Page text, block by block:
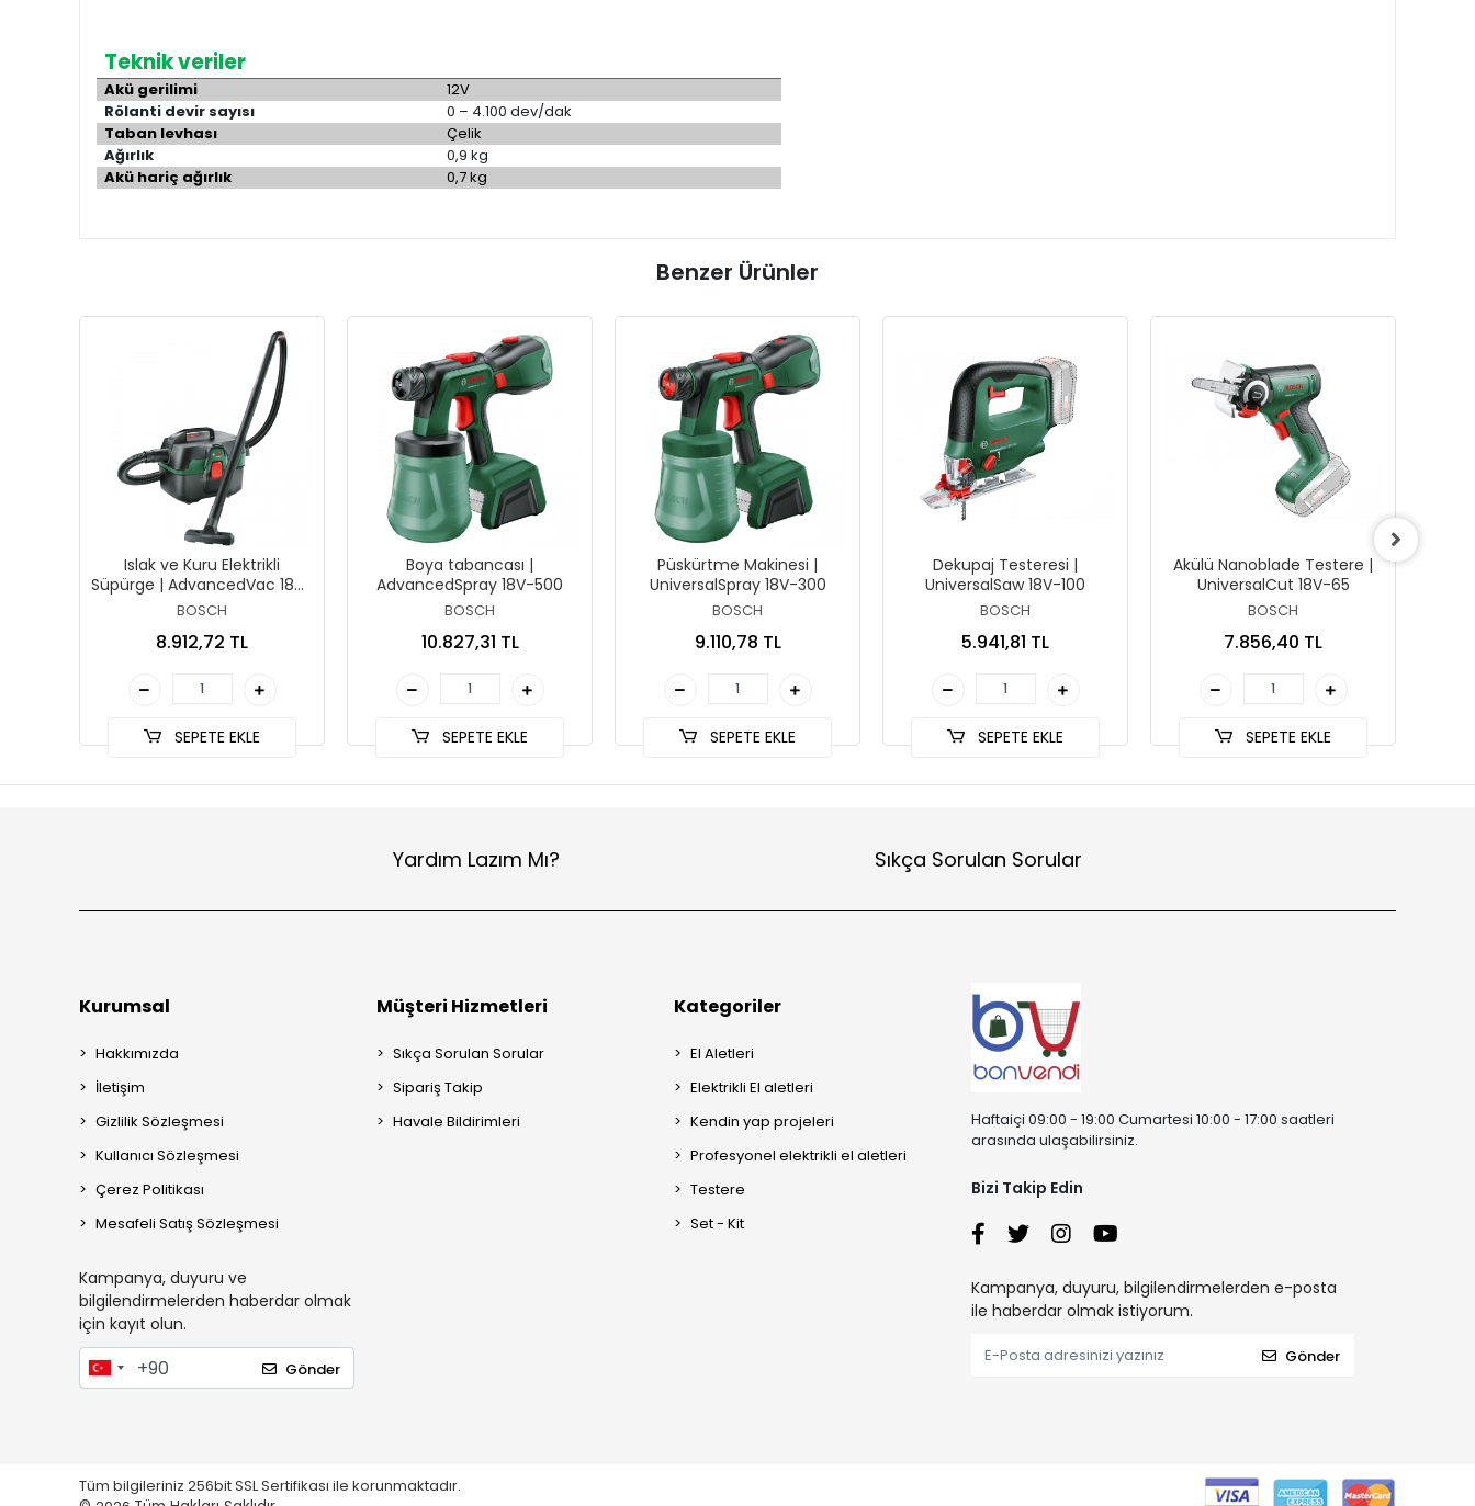
Teknik veriler
Akü gerilimi
12V
Rölanti devir sayısı
0 – 4.100 dev/dak
Taban levhası
Çelik
Ağırlık
0,9 kg
Akü hariç ağırlık
0,7 kg
Benzer Ürünler
Islak ve Kuru Elektrikli
Süpürge | AdvancedVac 18V-
8
BOSCH
8.912,72 TL
SEPETE EKLE
Boya tabancası |
AdvancedSpray 18V-500
BOSCH
10.827,31 TL
SEPETE EKLE
Püskürtme Makinesi |
UniversalSpray 18V-300
BOSCH
9.110,78 TL
SEPETE EKLE
Dekupaj Testeresi |
UniversalSaw 18V-100
BOSCH
5.941,81 TL
SEPETE EKLE
Akülü Nanoblade Testere |
UniversalCut 18V-65
BOSCH
7.856,40 TL
SEPETE EKLE
Yardım Lazım Mı? Sıkça Sorulan Sorular
Kurumsal
Hakkımızda
İletişim
Gizlilik Sözleşmesi
Kullanıcı Sözleşmesi
Çerez Politikası
Mesafeli Satış Sözleşmesi
Kampanya, duyuru ve
bilgilendirmelerden haberdar olmak
için kayıt olun.
Gönder
Müşteri Hizmetleri
Sıkça Sorulan Sorular
Sipariş Takip
Havale Bildirimleri
Kategoriler
El Aletleri
Elektrikli El aletleri
Kendin yap projeleri
Profesyonel elektrikli el aletleri
Testere
Set - Kit
Haftaiçi 09:00 - 19:00 Cumartesi 10:00 - 17:00 saatleri
arasında ulaşabilirsiniz.
Bizi Takip Edin
Kampanya, duyuru, bilgilendirmelerden e-posta
ile haberdar olmak istiyorum.
Gönder
Tüm bilgileriniz 256bit SSL Sertifikası ile korunmaktadır.